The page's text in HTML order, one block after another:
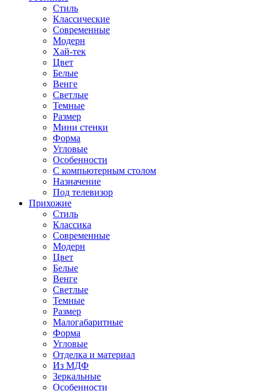
Стиль
Классические
Современные
Модерн
Хай-тек
Цвет
Белые
Венге
Светлые
Темные
Размер
Мини стенки
Форма
Угловые
Особенности
С компьютерным столом
Назначение
Под телевизор
Прихожие
Стиль
Классика
Современные
Модерн
Цвет
Белые
Венге
Светлые
Темные
Размер
Малогабаритные
Форма
Угловые
Отделка и материал
Из МДФ
Зеркальные
Особенности